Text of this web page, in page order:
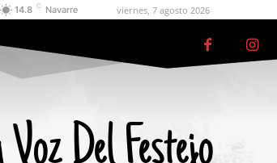
14.8 C Navarre viernes, 7 agosto 2026
Voz Del Festejo